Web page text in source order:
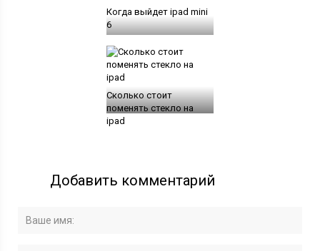
Когда выйдет ipad mini
6
Сколько стоит
поменять стекло на
ipad
Добавить комментарий